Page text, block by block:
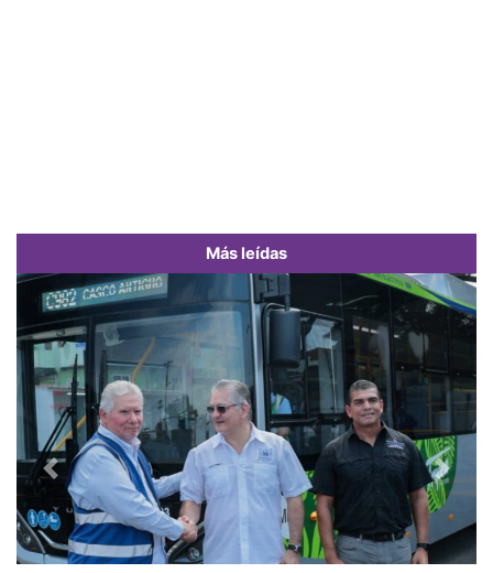
Más leídas
Previous Next